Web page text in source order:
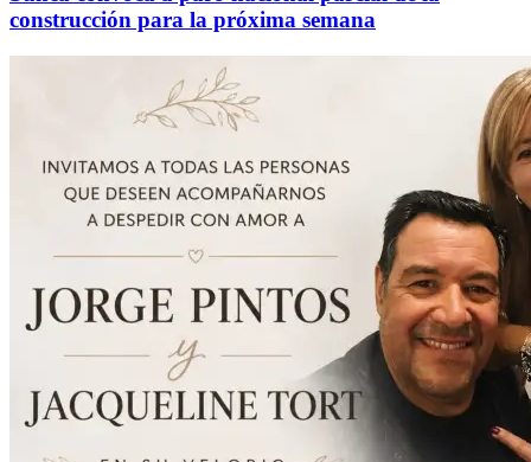
construcción para la próxima semana